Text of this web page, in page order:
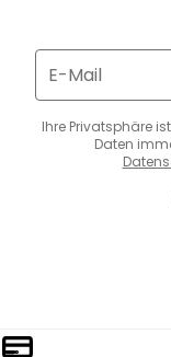
E-Mail
Ihre Privatsphäre
Daten